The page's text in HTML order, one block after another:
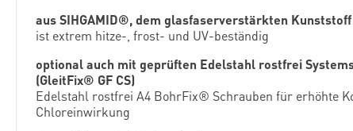
aus SIHGAMID®, dem glasfaserverstärkten
ist extrem hitze-, frost- und UV-beständig
optional auch mit geprüften Edelstahl rostfrei
(GleitFix® GF CS)
Edelstahl rostfrei A4 BohrFix® Schrauben für erhöhte
Chloreinwirkung